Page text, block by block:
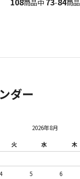
商品中 - 商品
ダー
2026年8月
火 水 木
4 5 6